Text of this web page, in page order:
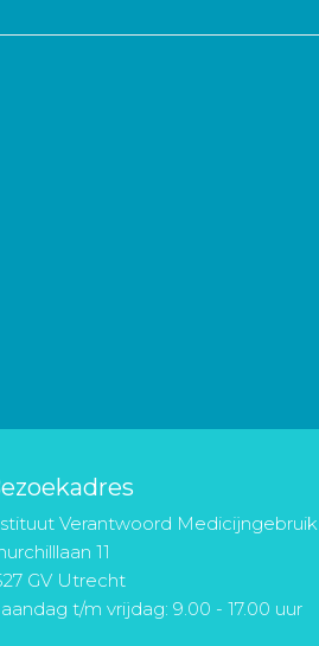
Verantwoord Medicijngebruik
11
GV Utrecht
t/m vrijdag: 9.00 - 17.00 uur